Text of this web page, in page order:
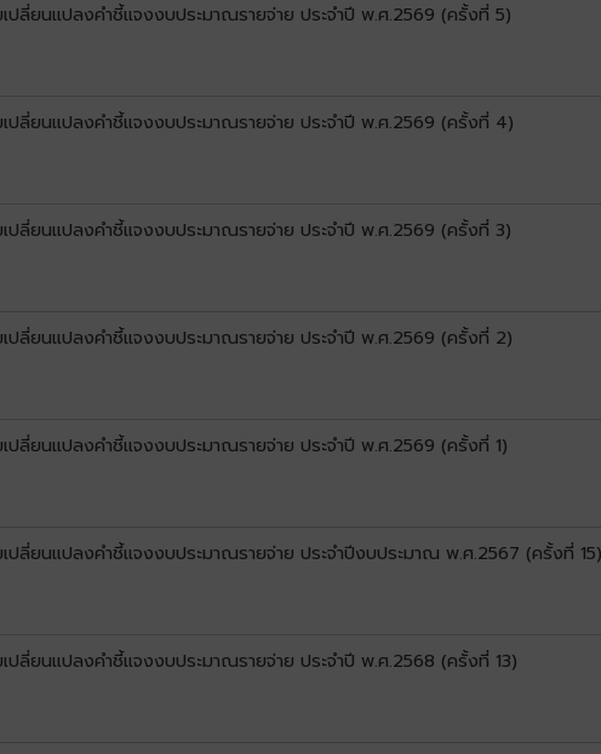
เปลี่ยนแปลงคำชี้แจงงบประมาณรายจ่าย ประจำปี พ.ศ.2569 (ครั้งที่ 5)
เปลี่ยนแปลงคำชี้แจงงบประมาณรายจ่าย ประจำปี พ.ศ.2569 (ครั้งที่ 4)
เปลี่ยนแปลงคำชี้แจงงบประมาณรายจ่าย ประจำปี พ.ศ.2569 (ครั้งที่ 3)
เปลี่ยนแปลงคำชี้แจงงบประมาณรายจ่าย ประจำปี พ.ศ.2569 (ครั้งที่ 2)
เปลี่ยนแปลงคำชี้แจงงบประมาณรายจ่าย ประจำปี พ.ศ.2569 (ครั้งที่ 1)
เปลี่ยนแปลงคำชี้แจงงบประมาณรายจ่าย ประจำปีงบประมาณ พ.ศ.2567 (ครั้งที่ 15)
เปลี่ยนแปลงคำชี้แจงงบประมาณรายจ่าย ประจำปี พ.ศ.2568 (ครั้งที่ 13)